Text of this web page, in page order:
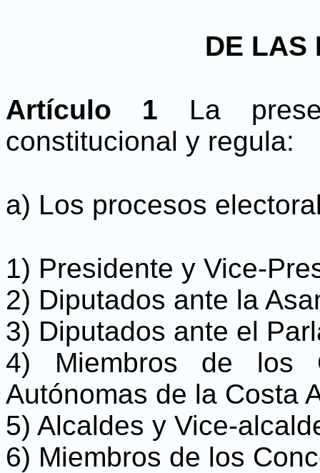
DE LAS
Artículo 1 La
constitucional y regula:
a) Los procesos
1) Presidente y Vice-
2) Diputados ante la
3) Diputados ante el
4) Miembros de los
Autónomas de la Costa
5) Alcaldes y Vice-
6) Miembros de los